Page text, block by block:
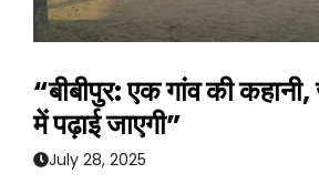
“बीबीपुर: एक गांव की
में पढ़ाई जाएगी”
July 28, 2025